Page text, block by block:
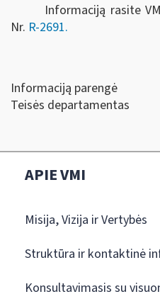
Informaciją rasite
Nr. R-2691.
Informaciją parengė
Teisės departamentas
APIE VMI
Misija, Vizija ir Vertybės
Struktūra ir kontaktinė
Konsultavimasis su